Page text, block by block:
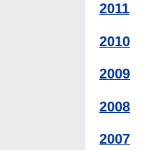
2011
2010
2009
2008
2007